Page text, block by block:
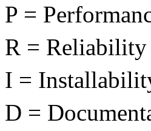
P =
R =
I =
D =